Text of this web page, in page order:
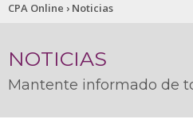
Usted
aquí
CPA Online › Noticias
NOTICIAS
Mantente informado de